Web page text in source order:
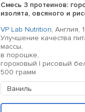
Смесь 3 протеинов:
изолята, овсяного и
VP Lab Nutrition, Англия,
Улучшение качества
массы,
в порошке,
гороховый | рисовый
500 грамм
Ваниль